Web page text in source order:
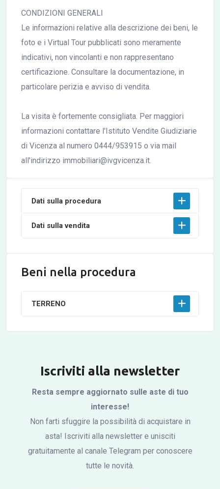
CONDIZIONI GENERALI
Le informazioni relative alla descrizione dei beni, le
foto e i Virtual Tour pubblicati sono meramente
indicativi, non vincolanti e non rappresentano
certificazione. Consultare la documentazione, in
particolare perizia e avviso di vendita.
La visita è fortemente consigliata. Per maggiori
informazioni contattare l'Istituto Vendite Giudiziarie
di Vicenza al numero 0444/953915 o via mail
all'indirizzo immobiliari@ivgvicenza.it.
Dati sulla procedura
Dati sulla vendita
Beni nella procedura
TERRENO
Iscriviti alla newsletter
Resta sempre aggiornato sulle aste di tuo
interesse!
Non farti sfuggire la possibilità di acquistare in
asta! Iscriviti alla newsletter e unisciti
gratuitamente al canale Telegram per conoscere
tutte le novità.